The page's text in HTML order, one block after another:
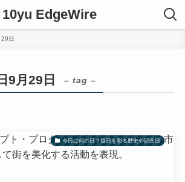
10yu EdgeWire
日
9月29日 – tag –
今日は何の日？毎日を彩る歴史や記念日